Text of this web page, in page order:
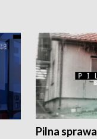
Pilna sprawa